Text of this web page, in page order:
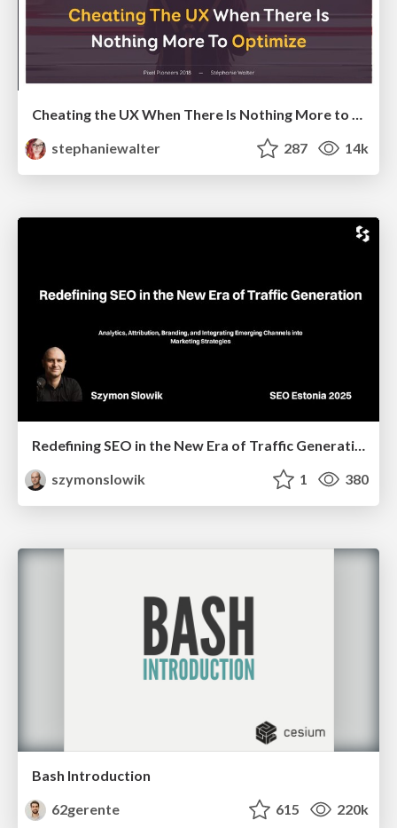
Cheating the UX When There Is Nothing More to Optimize - PixelPioneers
stephaniewalter
287 14k
szymonslowik
1 380
Bash Introduction
62gerente
615 220k